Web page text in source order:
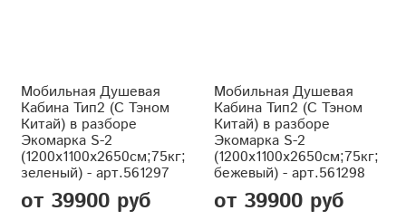
Мобильная Душевая
Кабина Тип2 (С Тэном
Китай) в разборе
Экомарка S-2
(1200x1100x2650см;75кг;
зеленый) - арт.561297
от 39900 руб
Мобильная Душевая
Кабина Тип2 (С Тэном
Китай) в разборе
Экомарка S-2
(1200x1100x2650см;75кг;
бежевый) - арт.561298
от 39900 руб